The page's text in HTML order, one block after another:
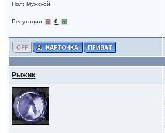
Пол: Мужской
Репутация: 0
Рыжик